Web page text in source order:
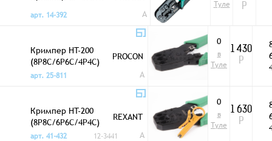
арт. 14-392
A
Туле
Р
Кримпер HT-200
(8P8C/6P6C/4P4C)
PROCON
арт. 25-811
A
0
в
Туле
1 430
Р
Кримпер HT-200
(8P8C/6P6C/4P4C)
REXANT
арт. 41-432
12-3441 A
0
в
Туле
1 630
Р